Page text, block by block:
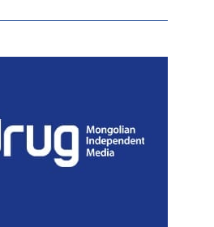
АЧААЛЖ БАЙНА